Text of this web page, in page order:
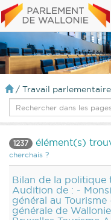
/ Travail
1237 élément(s)
cherchais ?
Bilan de la politique
Audition de : -
général au
générale de